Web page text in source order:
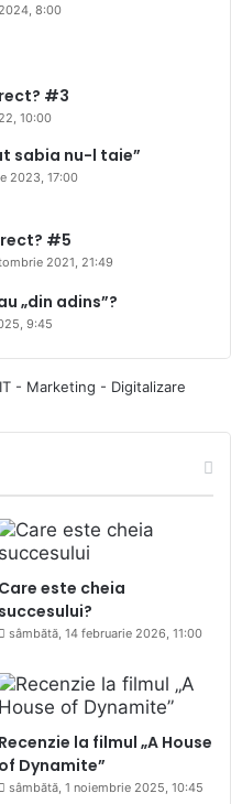
8:00
#3
10:00
sabia nu-l taie”
2023, 17:00
#5
2021, 21:49
„din adins”?
9:45
Care este cheia
succesului?
sâmbătă, 14 februarie 2026, 11:00
Recenzie la filmul „A House
of Dynamite”
sâmbătă, 1 noiembrie 2025, 10:45